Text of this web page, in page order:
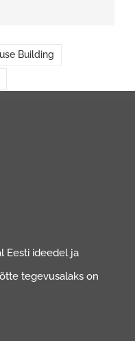
Building
Eesti ideedel ja
tegevusalaks on